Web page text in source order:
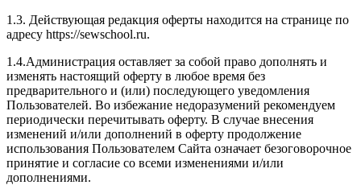
1.3. Действующая редакция оферты находится на странице по
адресу https://sewschool.ru.
1.4.Администрация оставляет за собой право дополнять и
изменять настоящий оферту в любое время без
предварительного и (или) последующего уведомления
Пользователей. Во избежание недоразумений рекомендуем
периодически перечитывать оферту. В случае внесения
изменений и/или дополнений в оферту продолжение
использования Пользователем Сайта означает безоговорочное
принятие и согласие со всеми изменениями и/или
дополнениями.